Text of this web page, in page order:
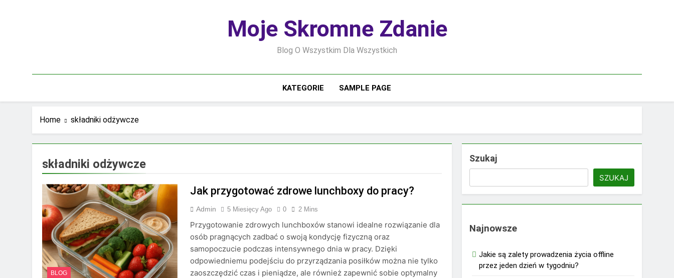
Moje Skromne Zdanie
Blog O Wszystkim Dla Wszystkich
KATEGORIE SAMPLE PAGE
Home składniki odżywcze
składniki odżywcze
BLOG
Jak przygotować zdrowe lunchboxy do pracy?
Admin 5 Miesięcy Ago 0 2 Mins
Przygotowanie zdrowych lunchboxów stanowi idealne rozwiązanie dla
osób pragnących zadbać o swoją kondycję fizyczną oraz
samopoczucie podczas intensywnego dnia w pracy. Dzięki
odpowiedniemu podejściu do przyrządzania posiłków można nie tylko
zaoszczędzić czas i pieniądze, ale również zapewnić sobie optymalny
Szukaj
SZUKAJ
Najnowsze
Jakie są zalety prowadzenia życia offline
przez jeden dzień w tygodniu?